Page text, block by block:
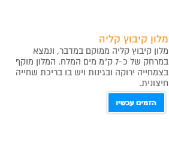
מלון קיבוץ קליה
מלון קיבוץ קליה ממוקם במדבר, ונמצא
במרחק של כ-7 ק"מ מים המלח. המלון מוקף
בצמחייה ירוקה ובגינות ויש בו בריכת שחייה
חיצונית.